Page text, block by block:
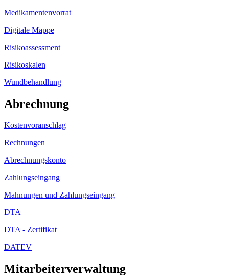
Medikamentenvorrat
Digitale Mappe
Risikoassessment
Risikoskalen
Wundbehandlung
Abrechnung
Kostenvoranschlag
Rechnungen
Abrechnungskonto
Zahlungseingang
Mahnungen und Zahlungseingang
DTA
DTA - Zertifikat
DATEV
Mitarbeiterverwaltung